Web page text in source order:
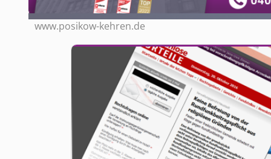
www.posikow-kehren.de